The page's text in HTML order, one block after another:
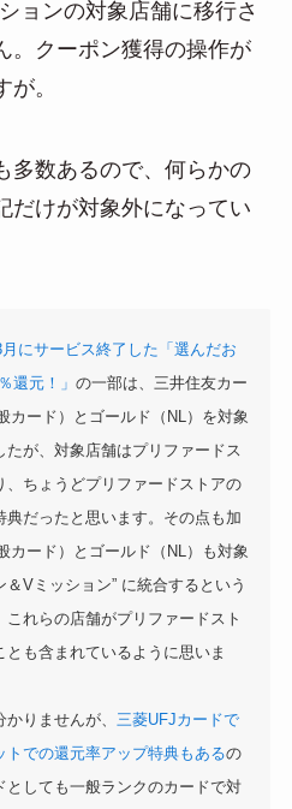
ョンの対象店舗に移行さ
。クーポン獲得の操作が
。
多数あるので、何らかの
だけが対象外になってい
月にサービス終了した「選んだお
還元！」の一部は、三井住友カー
カード）とゴールド（NL）を対象
たが、対象店舗はプリファードス
、ちょうどプリファードストアの
典だったと思います。その点も加
カード）とゴールド（NL）も対象
＆Vミッション” に統合するという
これらの店舗がプリファードスト
とも含まれているように思いま
りませんが、 三菱UFJカードで
トでの還元率アップ特典もあるの
としても一般ランクのカードで対